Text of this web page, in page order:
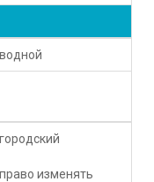
изменять